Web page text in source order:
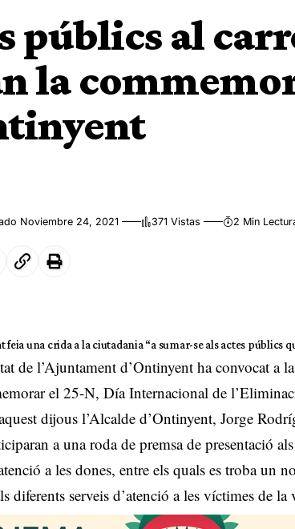
públics al
la
Noviembre 24, 2021 371 Vistas 2 Min
feia una crida a la ciutadania “a sumar-se als actes públics
de l’Ajuntament d’Ontinyent ha convocat a
el 25-N, Día Internacional de
dijous l’Alcalde d’Ontinyent, Jorge
a una roda de premsa de presentació
a les dones, entre els quals es troba un
diferents serveis d’atenció a les víctimes de